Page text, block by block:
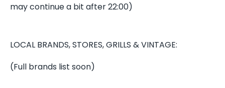
may continue a bit after 22:00)
LOCAL BRANDS, STORES, GRILLS & VINTAGE:
(Full brands list soon)